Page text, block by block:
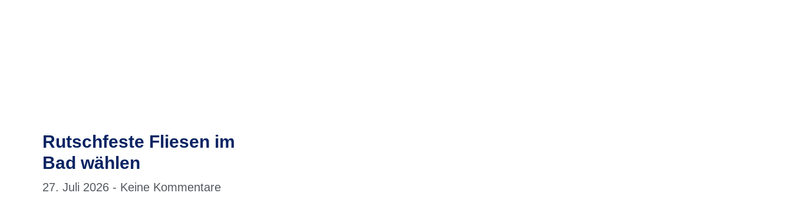
Rutschfeste Fliesen im
Bad wählen
27. Juli 2026 Keine Kommentare